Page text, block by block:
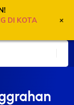
DI KOTA
+